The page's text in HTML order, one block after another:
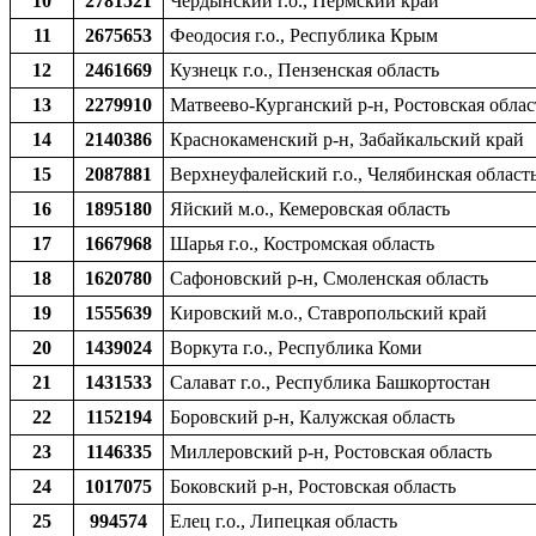
11
2675653
Феодосия г.о., Республика Крым
12
2461669
Кузнецк г.о., Пензенская область
13
2279910
Матвеево-Курганский р-н, Ростовская
14
2140386
Краснокаменский р-н, Забайкальский край
15
2087881
Верхнеуфалейский г.о., Челябинская
16
1895180
Яйский м.о., Кемеровская область
17
1667968
Шарья г.о., Костромская область
18
1620780
Сафоновский р-н, Смоленская область
19
1555639
Кировский м.о., Ставропольский край
20
1439024
Воркута г.о., Республика Коми
21
1431533
Салават г.о., Республика Башкортостан
22
1152194
Боровский р-н, Калужская область
23
1146335
Миллеровский р-н, Ростовская область
24
1017075
Боковский р-н, Ростовская область
25
994574 Елец г.о., Липецкая область